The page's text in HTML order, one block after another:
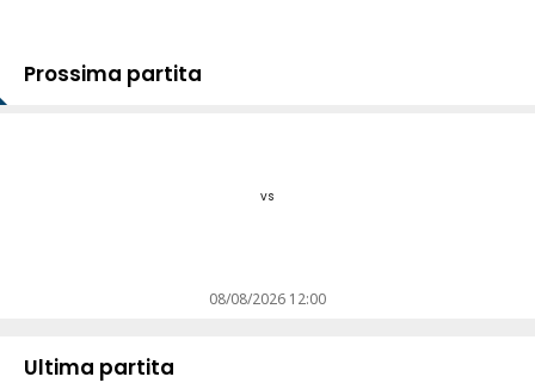
Prossima partita
vs
08/08/2026 12:00
Ultima partita